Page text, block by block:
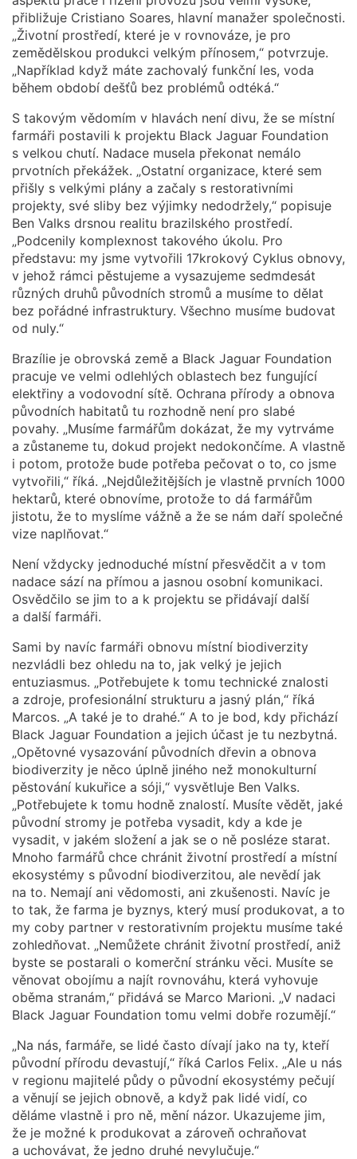
přibližuje Cristiano Soares, hlavní manažer společnosti.
„Životní prostředí, které je v rovnováze, je pro
zemědělskou produkci velkým přínosem,“ potvrzuje.
„Například když máte zachovalý funkční les, voda
během období dešťů bez problémů odtéká.“
S takovým vědomím v hlavách není divu, že se místní
farmáři postavili k projektu Black Jaguar Foundation
s velkou chutí. Nadace musela překonat nemálo
prvotních překážek. „Ostatní organizace, které sem
přišly s velkými plány a začaly s restorativními
projekty, své sliby bez výjimky nedodržely,“ popisuje
Ben Valks drsnou realitu brazilského prostředí.
„Podcenily komplexnost takového úkolu. Pro
představu: my jsme vytvořili 17krokový Cyklus obnovy,
v jehož rámci pěstujeme a vysazujeme sedmdesát
různých druhů původních stromů a musíme to dělat
bez pořádné infrastruktury. Všechno musíme budovat
od nuly.“
Brazílie je obrovská země a Black Jaguar Foundation
pracuje ve velmi odlehlých oblastech bez fungující
elektřiny a vodovodní sítě. Ochrana přírody a obnova
původních habitatů tu rozhodně není pro slabé
povahy. „Musíme farmářům dokázat, že my vytrváme
a zůstaneme tu, dokud projekt nedokončíme. A vlastně
i potom, protože bude potřeba pečovat o to, co jsme
vytvořili,“ říká. „Nejdůležitějších je vlastně prvních 1000
hektarů, které obnovíme, protože to dá farmářům
jistotu, že to myslíme vážně a že se nám daří společné
vize naplňovat.“
Není vždycky jednoduché místní přesvědčit a v tom
nadace sází na přímou a jasnou osobní komunikaci.
Osvědčilo se jim to a k projektu se přidávají další
a další farmáři.
Sami by navíc farmáři obnovu místní biodiverzity
nezvládli bez ohledu na to, jak velký je jejich
entuziasmus. „Potřebujete k tomu technické znalosti
a zdroje, profesionální strukturu a jasný plán,“ říká
Marcos. „A také je to drahé.“ A to je bod, kdy přichází
Black Jaguar Foundation a jejich účast je tu nezbytná.
„Opětovné vysazování původních dřevin a obnova
biodiverzity je něco úplně jiného než monokulturní
pěstování kukuřice a sóji,“ vysvětluje Ben Valks.
„Potřebujete k tomu hodně znalostí. Musíte vědět, jaké
původní stromy je potřeba vysadit, kdy a kde je
vysadit, v jakém složení a jak se o ně posléze starat.
Mnoho farmářů chce chránit životní prostředí a místní
ekosystémy s původní biodiverzitou, ale nevědí jak
na to. Nemají ani vědomosti, ani zkušenosti. Navíc je
to tak, že farma je byznys, který musí produkovat, a to
my coby partner v restorativním projektu musíme také
zohledňovat. „Nemůžete chránit životní prostředí, aniž
byste se postarali o komerční stránku věci. Musíte se
věnovat obojímu a najít rovnováhu, která vyhovuje
oběma stranám,“ přidává se Marco Marioni. „V nadaci
Black Jaguar Foundation tomu velmi dobře rozumějí.“
„Na nás, farmáře, se lidé často dívají jako na ty, kteří
původní přírodu devastují,“ říká Carlos Felix. „Ale u nás
v regionu majitelé půdy o původní ekosystémy pečují
a věnují se jejich obnově, a když pak lidé vidí, co
děláme vlastně i pro ně, mění názor. Ukazujeme jim,
že je možné k produkovat a zároveň ochraňovat
a uchovávat, že jedno druhé nevylučuje.“